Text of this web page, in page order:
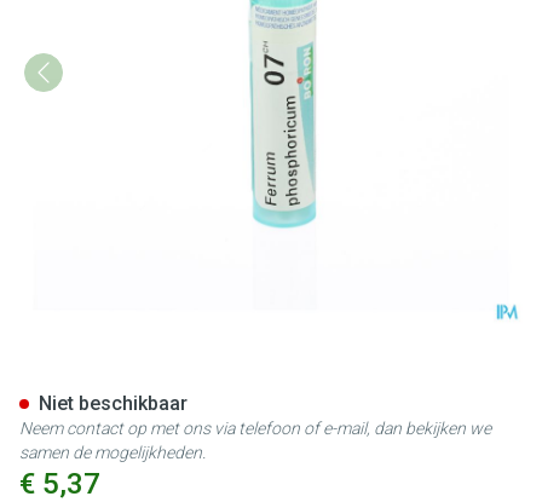
€ 5,37
Niet beschikbaar
Neem contact op met ons via telefoon of e-mail, dan bekijken we
samen de mogelijkheden.